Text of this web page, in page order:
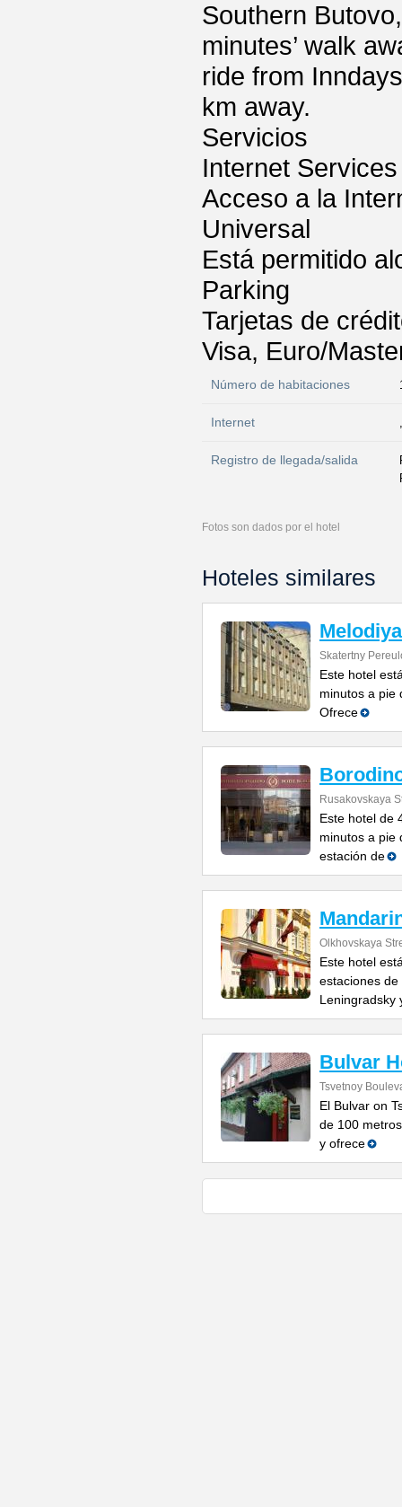
Southern
minutes’ walk
ride from
km away.
Servicios
Internet Services
Acceso a la
Universal
Está permitido
Parking
Tarjetas de
Visa, Euro/
Número de habitaciones
Internet
Registro de llegada/salida
Fotos son dados por el hotel
Hoteles similares
Melodiya
Skatertny
Este hotel
minutos a pie
Ofrece
Rusakovskaya
Este hotel de
minutos a pie
estación de
Olkhovskaya
Este hotel
estaciones de
Leningradsky
Bulvar
Tsvetnoy
El Bulvar on
de 100
y ofrece